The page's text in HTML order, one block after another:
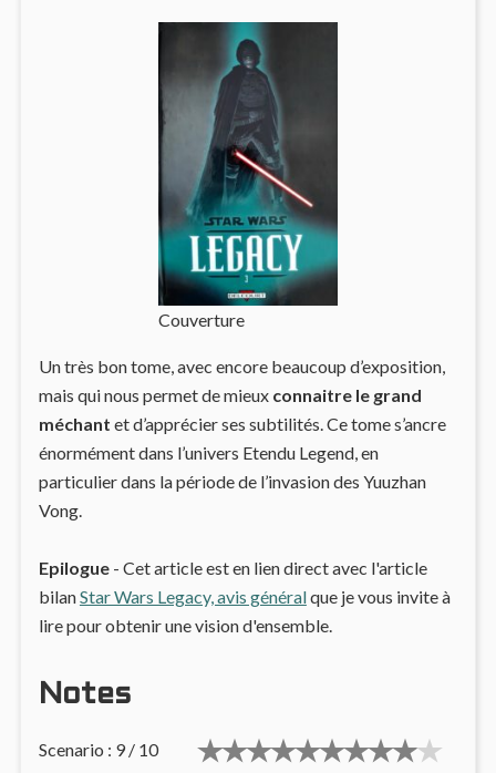
Couverture
Un très bon tome, avec encore beaucoup d’exposition,
mais qui nous permet de mieux connaitre le grand
méchant et d’apprécier ses subtilités. Ce tome s’ancre
énormément dans l’univers Etendu Legend, en
particulier dans la période de l’invasion des Yuuzhan
Vong.
Epilogue- Cet article est en lien direct avec l'article
bilanStar Wars Legacy, avis généralque je vous invite à
lire pour obtenir une vision d'ensemble.
Notes
Scenario : 9 / 10